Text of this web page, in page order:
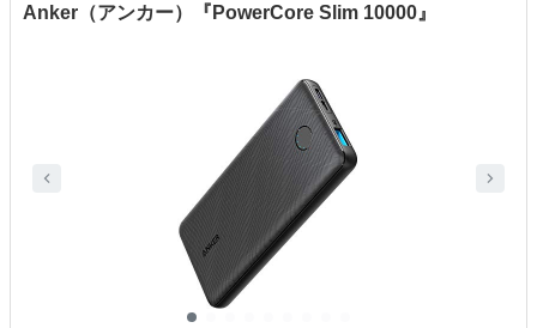
Anker（アンカー）『PowerCore Slim 10000』